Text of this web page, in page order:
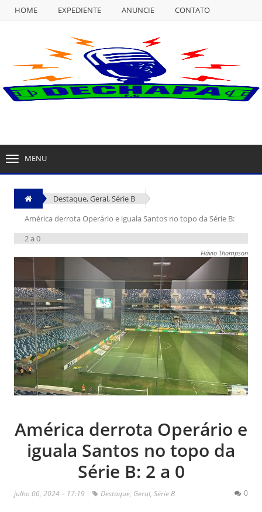
HOME EXPEDIENTE ANUNCIE
CONTATO
EXPEDIENTE ANUNCIE
MENU
Destaque,Geral,Série B
América derrota Operário e iguala Santos no topo da Série B:
2 a 0
Flávio Thompson
América derrota Operário e
iguala Santos no topo da
Série B: 2 a 0
julho 06, 2024 – 17:19 Destaque, Geral, Série B 0